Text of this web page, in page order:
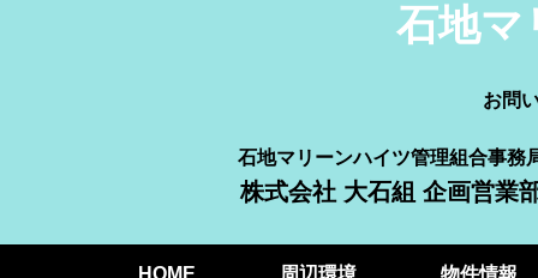
石地マ
お問
石地マリーンハイツ管理組合事務
株式会社 大石組 企画営業
HOME 周辺環境 物件情報